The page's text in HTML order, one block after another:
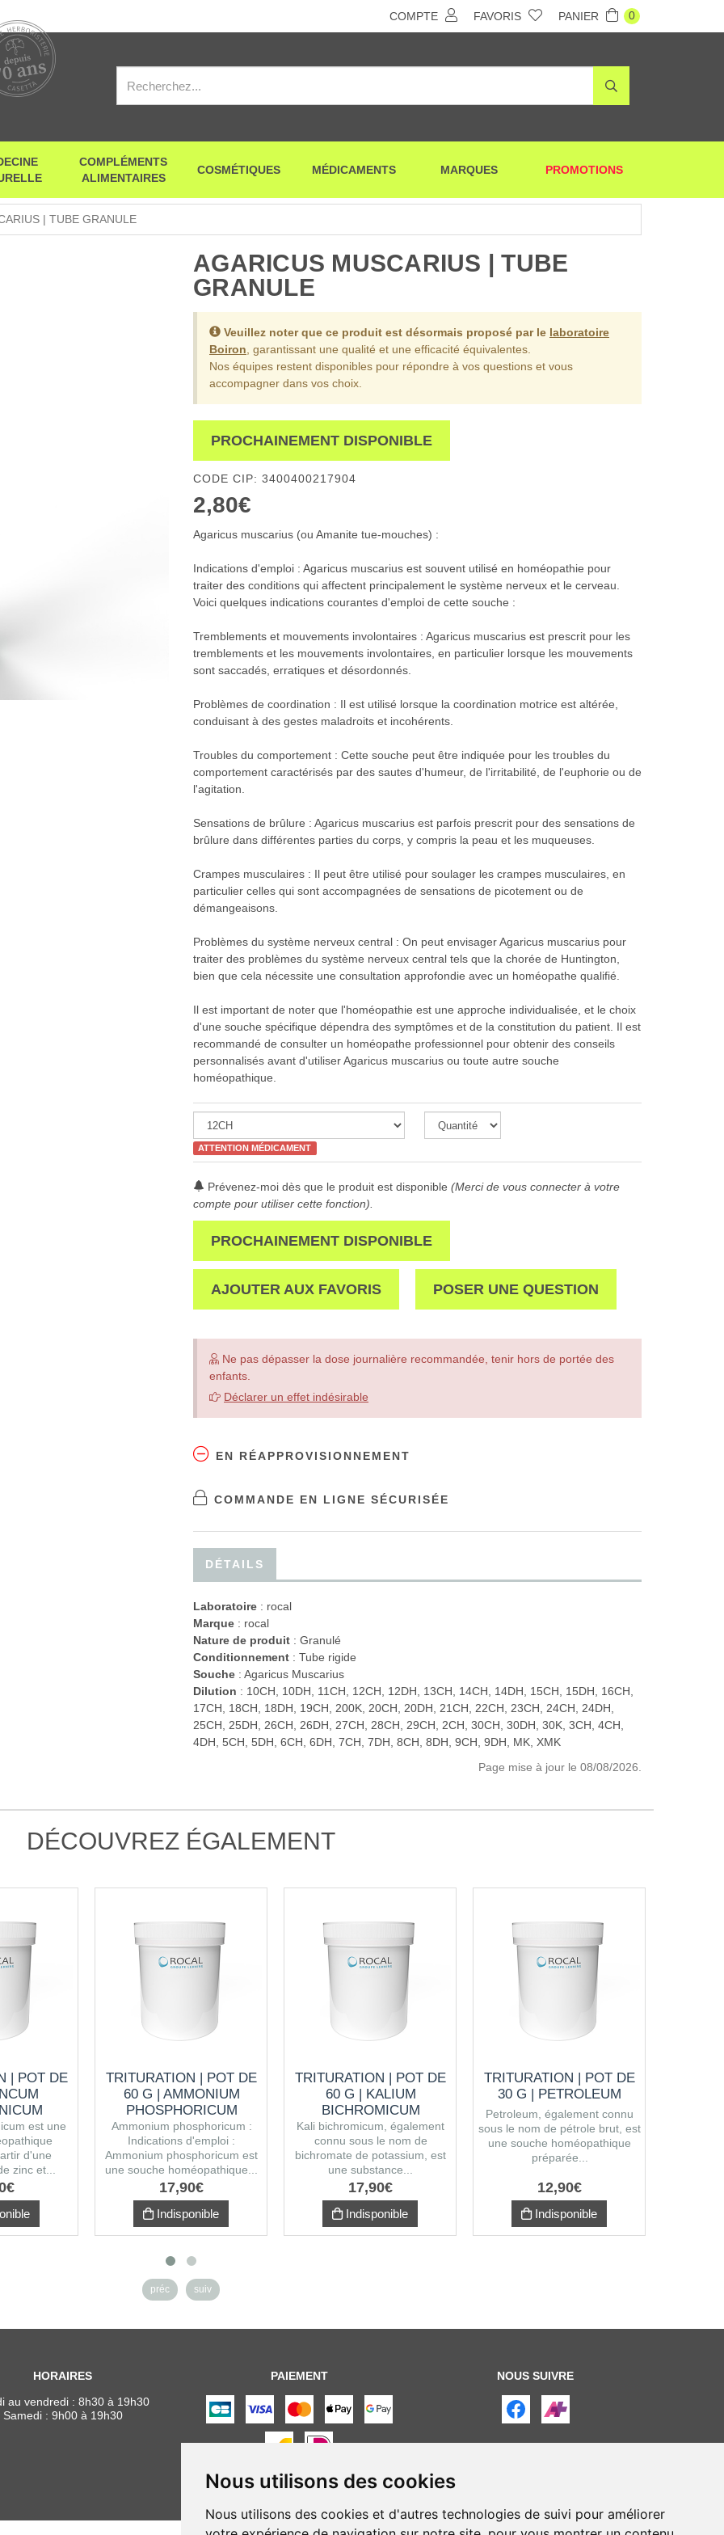
Nous utilisons des cookies
Nous utilisons des cookies et d'autres technologies de suivi pour améliorer
COMPTE FAVORIS PANIER 0
COMPLÉMENTS
ALIMENTAIRES
COSMÉTIQUES MÉDICAMENTS MARQUES PROMOTIONS
| TUBE GRANULE
AGARICUS MUSCARIUS | TUBE
GRANULE
Veuillez noter que ce produit est désormais proposé par le laboratoire
Boiron , garantissant une qualité et une efficacité équivalentes.
Nos équipes restent disponibles pour répondre à vos questions et vous
accompagner dans vos choix.
PROCHAINEMENT DISPONIBLE
CODE CIP: 3400400217904
2,80€
Agaricus muscarius (ou Amanite tue-mouches) :
Indications d'emploi : Agaricus muscarius est souvent utilisé en homéopathie pour
traiter des conditions qui affectent principalement le système nerveux et le cerveau.
Voici quelques indications courantes d'emploi de cette souche :
Tremblements et mouvements involontaires : Agaricus muscarius est prescrit pour les
tremblements et les mouvements involontaires, en particulier lorsque les mouvements
sont saccadés, erratiques et désordonnés.
Problèmes de coordination : Il est utilisé lorsque la coordination motrice est altérée,
conduisant à des gestes maladroits et incohérents.
Troubles du comportement : Cette souche peut être indiquée pour les troubles du
comportement caractérisés par des sautes d'humeur, de l'irritabilité, de l'euphorie ou de
l'agitation.
Sensations de brûlure : Agaricus muscarius est parfois prescrit pour des sensations de
brûlure dans différentes parties du corps, y compris la peau et les muqueuses.
Crampes musculaires : Il peut être utilisé pour soulager les crampes musculaires, en
particulier celles qui sont accompagnées de sensations de picotement ou de
démangeaisons.
Problèmes du système nerveux central : On peut envisager Agaricus muscarius pour
traiter des problèmes du système nerveux central tels que la chorée de Huntington,
bien que cela nécessite une consultation approfondie avec un homéopathe qualifié.
Il est important de noter que l'homéopathie est une approche individualisée, et le choix
d'une souche spécifique dépendra des symptômes et de la constitution du patient. Il est
recommandé de consulter un homéopathe professionnel pour obtenir des conseils
personnalisés avant d'utiliser Agaricus muscarius ou toute autre souche
homéopathique.
ATTENTION MÉDICAMENT
Prévenez-moi dès que le produit est disponible (Merci de vous connecter à votre
compte pour utiliser cette fonction).
PROCHAINEMENT DISPONIBLE
AJOUTER AUX FAVORIS POSER UNE QUESTION
Ne pas dépasser la dose journalière recommandée, tenir hors de portée des
enfants.
Déclarer un effet indésirable
EN RÉAPPROVISIONNEMENT
COMMANDE EN LIGNE SÉCURISÉE
DÉTAILS
Laboratoire : rocal
Marque : rocal
Nature de produit : Granulé
Conditionnement : Tube rigide
Souche : Agaricus Muscarius
Dilution : 10CH, 10DH, 11CH, 12CH, 12DH, 13CH, 14CH, 14DH, 15CH, 15DH, 16CH,
17CH, 18CH, 18DH, 19CH, 200K, 20CH, 20DH, 21CH, 22CH, 23CH, 24CH, 24DH,
25CH, 25DH, 26CH, 26DH, 27CH, 28CH, 29CH, 2CH, 30CH, 30DH, 30K, 3CH, 4CH,
4DH, 5CH, 5DH, 6CH, 6DH, 7CH, 7DH, 8CH, 8DH, 9CH, 9DH, MK, XMK
Page mise à jour le 08/08/2026.
DÉCOUVREZ ÉGALEMENT
| POT DE
est une
d'une
zinc et...
€
TRITURATION | POT DE
60 G | AMMONIUM
PHOSPHORICUM
Ammonium phosphoricum :
Indications d'emploi :
Ammonium phosphoricum est
une souche homéopathique...
17,90€
Indisponible
TRITURATION | POT DE
60 G | KALIUM
BICHROMICUM
Kali bichromicum, également
connu sous le nom de
bichromate de potassium, est
une substance...
17,90€
Indisponible
TRITURATION | POT DE
30 G | PETROLEUM
Petroleum, également connu
sous le nom de pétrole brut, est
une souche homéopathique
préparée...
12,90€
Indisponible
préc suiv
HORAIRES
au vendredi : 8h30 à 19h30
Samedi : 9h00 à 19h30
PAIEMENT NOUS SUIVRE